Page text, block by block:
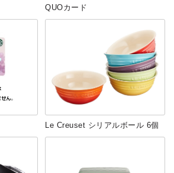
QUOカード
Le Creuset シリアルボール 6個